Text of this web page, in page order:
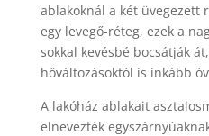
ablakoknál a két üvegezett
egy levegő-réteg, ezek a
sokkal kevésbé bocsátják
hőváltozásoktól is inkább
A lakóház ablakait
elnevezték